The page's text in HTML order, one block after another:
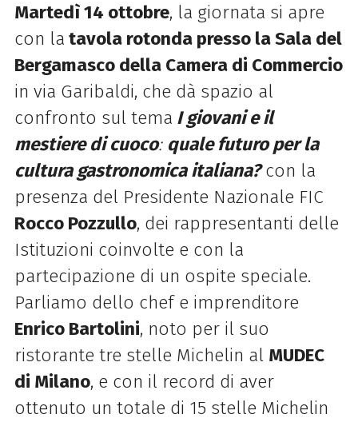
Martedì 14 ottobre, la giornata si apre
con la tavola rotonda presso la Sala del
Bergamasco della Camera di Commercio
in via Garibaldi, che dà spazio al
confronto sul tema I giovani e il
mestiere di cuoco: quale futuro per la
cultura gastronomica italiana?con la
presenza del Presidente Nazionale FIC
Rocco Pozzullo, dei rappresentanti delle
Istituzioni coinvolte e con la
partecipazione di un ospite speciale.
Parliamo dello chef e imprenditore
Enrico Bartolini, noto per il suo
ristorante tre stelle Michelin al MUDEC
di Milano, e con il record di aver
ottenuto un totale di 15 stelle Michelin